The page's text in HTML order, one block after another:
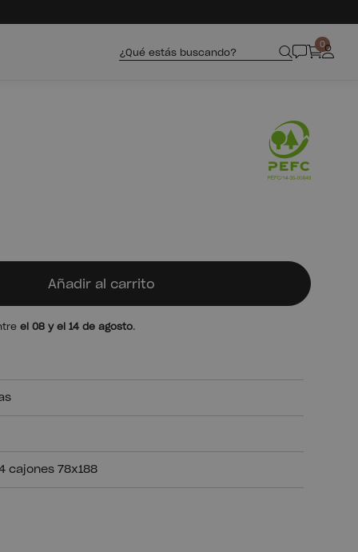
¿Qué estás buscando?
0
Añadir al carrito
el 08 y el 14 de agosto.
cajones 78x188